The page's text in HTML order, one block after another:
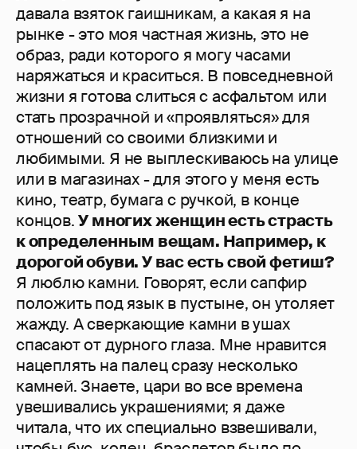
давала взяток гаишникам, а какая я на
рынке - это моя частная жизнь, это не
образ, ради которого я могу часами
наряжаться и краситься. В повседневной
жизни я готова слиться с асфальтом или
стать прозрачной и «проявляться» для
отношений со своими близкими и
любимыми. Я не выплескиваюсь на улице
или в магазинах - для этого у меня есть
кино, театр, бумага с ручкой, в конце
концов.У многих женщин есть страсть
к определенным вещам. Например, к
дорогой обуви. У вас есть свой фетиш?
Я люблю камни. Говорят, если сапфир
положить под язык в пустыне, он утоляет
жажду. А сверкающие камни в ушах
спасают от дурного глаза. Мне нравится
нацеплять на палец сразу несколько
камней. Знаете, цари во все времена
увешивались украшениями; я даже
читала, что их специально взвешивали,